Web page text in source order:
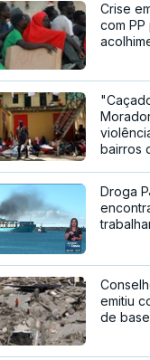
Crise
com
bairros
Droga
emitiu
de